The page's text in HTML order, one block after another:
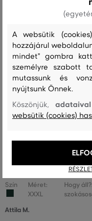
A méret sokkal nagyobb,
Szín
Méret:
XL
Hogy áll?:
Árpád P.
Szín
Méret:
XXXL
Hogy
Attila M.
A websütik
hozzájárul
mindet" gombra
személyre szabott
mutassunk és
nyújtsunk Önnek.
Köszönjük,
websütik (cookies)